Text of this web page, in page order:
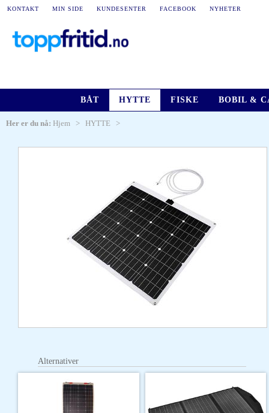
KONTAKT MIN SIDE KUNDESENTER FACEBOOK NYHETER
BÅT HYTTE FISKE BOBIL &
Her er du nå: Hjem > HYTTE >
Alternativer